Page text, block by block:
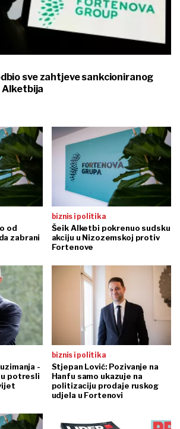
sve zahtjeve sankcioniranog
Alketbija
od
zabrani
biznis i politika
Šeik Alketbi pokrenuo sudsku
akciju u Nizozemskoj protiv
Fortenove
-
potresli
biznis i politika
Stjepan Lović: Pozivanje na
Hanfu samo ukazuje na
politizaciju prodaje ruskog
udjela u Fortenovi